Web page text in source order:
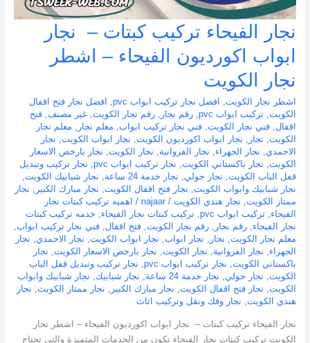
نجار الفيحاء تركيب كبتات – نجار
ابواب اكورديون الفيحاء – اشطر
نجار الكويت
اشطر نجار الكويت, افضل نجار تركيب ابواب pvc , افضل نجار فتح اقفال
الكويت, تركيب ابواب pvc , رقم نجار , رقم نجار الكويت, غير مصنف, فتح
اقفال, فني نجار الكويت, فني نجار تركيب ابواب, معلم نجار , معلم نجار
الكويت, نجار , نجار ابواب اكورديون الكويت, نجار ابواب الكويت, نجار
الاحمدي, نجار الجهراء, نجار الفروانية, نجار الكويت, نجار بارخص الاسعار
الكويت, نجار باكستاني الكويت, نجار تركيب ابواب pvc , نجار تركيب وتبديل
قفل الباب الكويت, نجار حولي, نجار خدمة 24 ساعة , نجار شبابيك الكويت,
نجار شبابيك وابواب الكويت, نجار فتح اقفال الكويت, نجار مبارك الكبير , نجار
ممتاز الكويت, نجار هندي الكويت/
najaar
/ اهميه تركيب كبتات نجار
الفيحاء, تركيب ابواب pvc , تركيب كبتات نجار الفيحاء, خدمه تركيب كبتات
نجار الفيحاء, رقم نجار , رقم نجار الكويت, فتح اقفال, فني نجار تركيب ابواب,
معلم نجار الكويت, نجار , نجار ابواب, نجار ابواب الكويت, نجار الاحمدي, نجار
الجهراء, نجار الفروانية, نجار الكويت, نجار بارخص الاسعار الكويت, نجار
باكستاني الكويت, نجار تركيب ابواب pvc , نجار تركيب وتبديل قفل الباب
الكويت, نجار حولي, نجار خدمة 24 ساعة , نجار شبابيك, نجار شبابيك وابواب
الكويت, نجار فتح اقفال الكويت, نجار مبارك الكبير , نجار ممتاز الكويت, نجار
هندي الكويت, نجار وفك ونقل وتركيب اثاث
نجار الفيحاء تركيب كبتات – نجار ابواب اكورديون الفيحاء – اشطر نجار
الكويت تركيب كبتات نجار الفيحاء تكون من الخدمات المتميزة والتي تحتاج